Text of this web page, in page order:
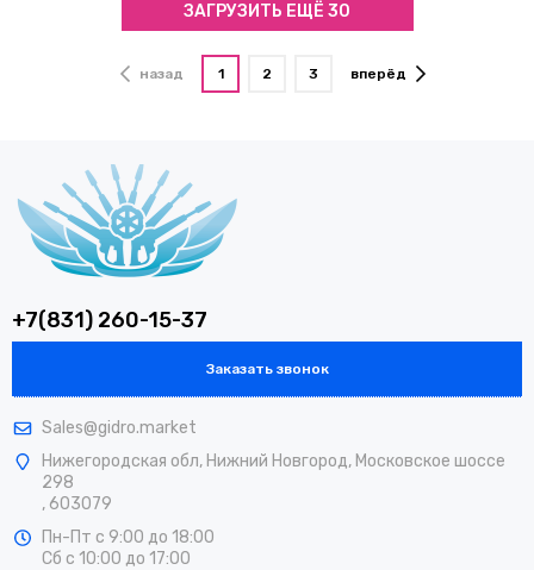
ЗАГРУЗИТЬ ЕЩЁ 30
назад 1 2 3 вперёд
+7(831) 260-15-37
Заказать звонок
Sales@gidro.market
Нижегородская обл, Нижний Новгород, Московское шоссе
298
, 603079
Пн-Пт с 9:00 до 18:00
Сб с 10:00 до 17:00